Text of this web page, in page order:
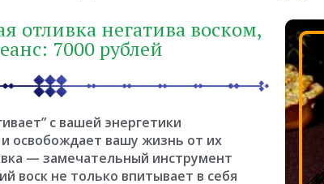
отливка негатива воском,
7000 рублей
с вашей энергетики
освобождает вашу жизнь от их
— замечательный инструмент
воск не только впитывает в себя